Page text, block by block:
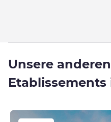
Unsere anderen
Etablissements